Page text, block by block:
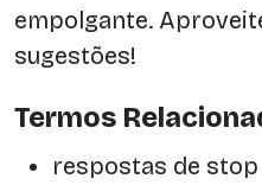
empolgante.
sugestões!
Termos
respostas de